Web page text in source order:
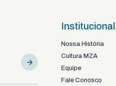
Sousa
(83) 98122-92925
Institucional
Nossa História
Cultura MZA
Equipe
Fale Conosco